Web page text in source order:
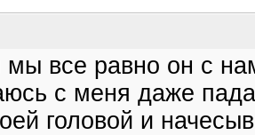
все равно он с
с меня даже
головой и